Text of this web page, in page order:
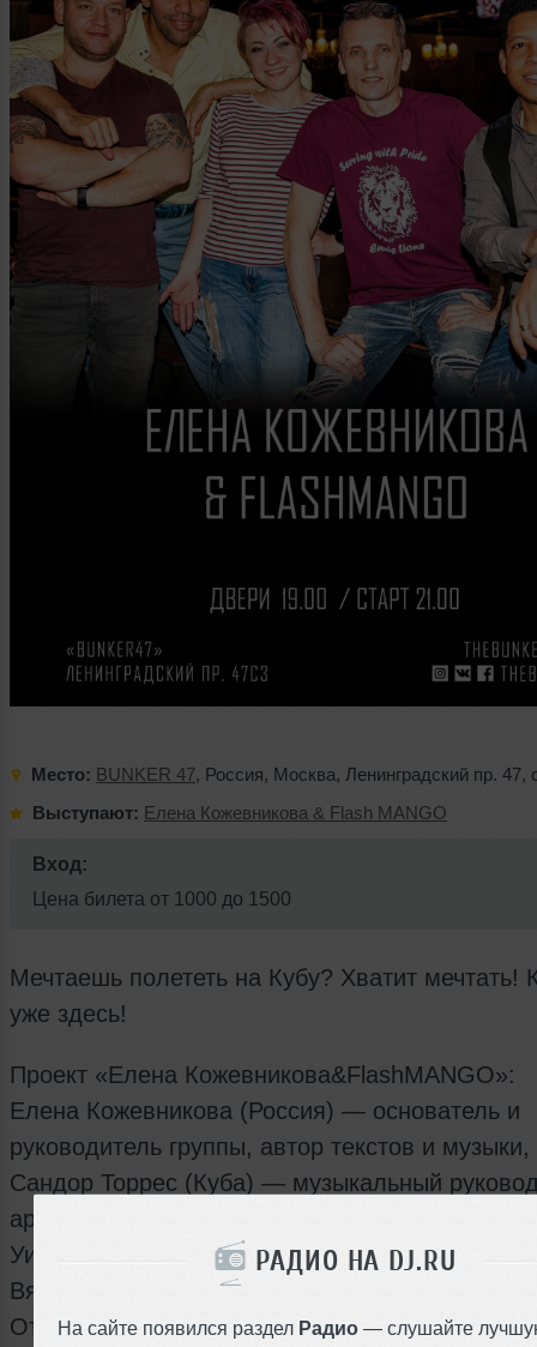
РАДИО НА DJ.RU
На сайте появился раздел Радио — слушайте
Место: BUNKER 47, Россия, Москва, Ленинградский пр. 47,
Выступают: Елена Кожевникова & Flash MANGO
Вход:
Цена билета от 1000 до 1500
Мечтаешь полететь на Кубу? Хватит мечтать!
уже здесь!
Проект «Елена Кожевникова&FlashMANGO»:
Елена Кожевникова (Россия) — основатель и
руководитель группы, автор текстов и
Сандор Торрес (Куба) — музыкальный
аранжировщик, клавиши;
Уилбер Компоаллегре (Куба) — бас-гитара;
Вячеслав Кожевников (Россия) — гитара,
Ото Арболаэз (Куба) — барабаны, перкуссия.